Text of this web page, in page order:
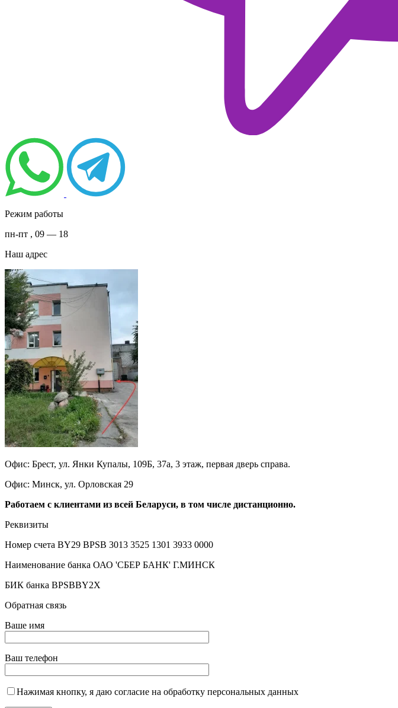
Режим работы
пн-пт , 09 — 18
Наш адрес
Офис: Брест, ул. Янки Купалы, 109Б, 37а, 3 этаж, первая дверь справа.
Офис: Минск, ул. Орловская 29
Работаем с клиентами из всей Беларуси, в том числе дистанционно.
Реквизиты
Номер счета BY29 BPSB 3013 3525 1301 3933 0000
Наименование банка ОАО 'СБЕР БАНК' Г.МИНСК
БИК банка BPSBBY2X
Обратная связь
Ваше имя
Ваш телефон
Нажимая кнопку, я даю согласие на обработку персональных данных